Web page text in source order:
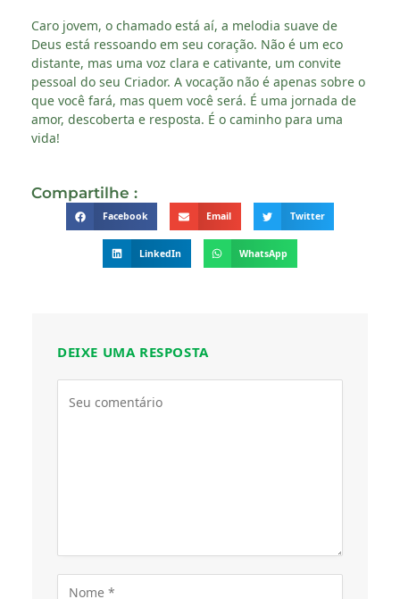
Caro jovem, o chamado está aí, a melodia suave de
Deus está ressoando em seu coração. Não é um eco
distante, mas uma voz clara e cativante, um convite
pessoal do seu Criador. A vocação não é apenas sobre o
que você fará, mas quem você será. É uma jornada de
amor, descoberta e resposta. É o caminho para uma
vida!
Compartilhe :
Facebook Email Twitter
LinkedIn WhatsApp
DEIXE UMA RESPOSTA